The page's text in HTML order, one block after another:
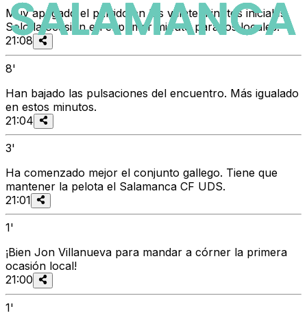
Muy apagado el partido en los veinte minutos iniciales.
Solo la ocasión en el primer minuto para los locales.
21:08
8'
Han bajado las pulsaciones del encuentro. Más igualado
en estos minutos.
21:04
3'
Ha comenzado mejor el conjunto gallego. Tiene que
mantener la pelota el Salamanca CF UDS.
21:01
1'
¡Bien Jon Villanueva para mandar a córner la primera
ocasión local!
21:00
1'